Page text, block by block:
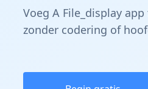
Voeg A File_display
zonder codering of